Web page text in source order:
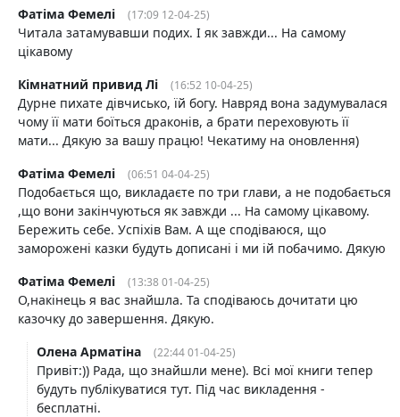
Фатіма Фемелі
(17:09 12-04-25)
Читала затамувавши подих. І як завжди... На самому
цікавому
Кімнатний привид Лі
(16:52 10-04-25)
Дурне пихате дівчисько, їй богу. Навряд вона задумувалася
чому її мати боїться драконів, а брати переховують її
мати... Дякую за вашу працю! Чекатиму на оновлення)
Фатіма Фемелі
(06:51 04-04-25)
Подобається що, викладаєте по три глави, а не подобається
,що вони закінчуються як завжди ... На самому цікавому.
Бережить себе. Успіхів Вам. А ще сподіваюся, що
заморожені казки будуть дописані і ми ій побачимо. Дякую
Фатіма Фемелі
(13:38 01-04-25)
О,накінець я вас знайшла. Та сподіваюсь дочитати цю
казочку до завершення. Дякую.
Олена Арматіна
(22:44 01-04-25)
Привіт:)) Рада, що знайшли мене). Всі мої книги тепер
будуть публікуватися тут. Під час викладення -
бесплатні.